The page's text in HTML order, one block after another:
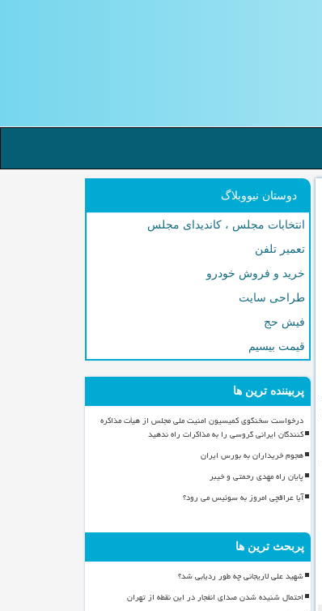
دوستان نیووبلاگ
انتخابات مجلس ، کاندیدای مجلس
تعمیر تلفن
خرید و فروش خودرو
طراحی سایت
فیش حج
قیمت بیسیم
پربیننده ترین ها
درخواست سخنگوی کمیسیون امنیت ملی مجلس از هیأت مذاکره
کنندگان ایرانی گروسی را به مذاکرات راه ندهید
هجوم خریداران به بورس ایران
پایان راه مهدی رحمتی و خیبر
آیا عراقچی امروز به سوئیس می رود؟
پربحث ترین ها
شهید علی لاریجانی چه طور ردیابی شد؟
احتمال شنیده شدن صدای انفجار در این نقطه از تهران